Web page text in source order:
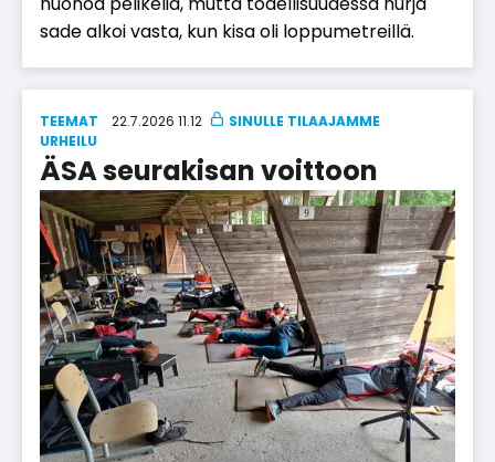
sade al­koi vas­ta, kun kisa oli lop­pu­met­reil­lä.
TEEMAT
22.7.2026 11.12
UR­HEI­LU
ÄSA seurakisan voittoon